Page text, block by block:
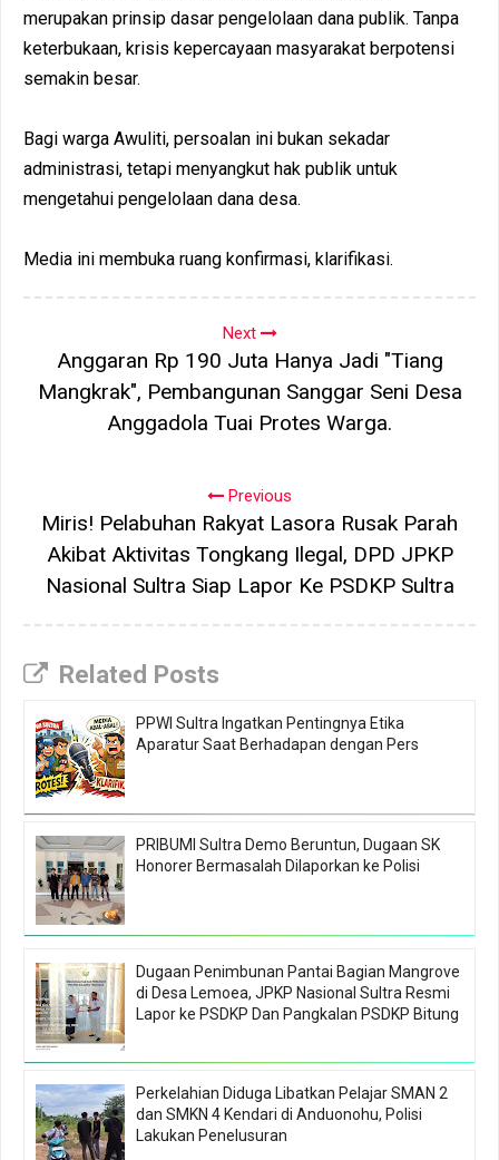
merupakan prinsip dasar pengelolaan dana publik. Tanpa
keterbukaan, krisis kepercayaan masyarakat berpotensi
semakin besar.
Bagi warga Awuliti, persoalan ini bukan sekadar
administrasi, tetapi menyangkut hak publik untuk
mengetahui pengelolaan dana desa.
Media ini membuka ruang konfirmasi, klarifikasi.
Next
Anggaran Rp 190 Juta Hanya Jadi "Tiang
Mangkrak", Pembangunan Sanggar Seni Desa
Anggadola Tuai Protes Warga.
Previous
Miris! Pelabuhan Rakyat Lasora Rusak Parah
Akibat Aktivitas Tongkang Ilegal, DPD JPKP
Nasional Sultra Siap Lapor Ke PSDKP Sultra
Related Posts
PPWI Sultra Ingatkan Pentingnya Etika
Aparatur Saat Berhadapan dengan Pers
PRIBUMI Sultra Demo Beruntun, Dugaan SK
Honorer Bermasalah Dilaporkan ke Polisi
Dugaan Penimbunan Pantai Bagian Mangrove
di Desa Lemoea, JPKP Nasional Sultra Resmi
Lapor ke PSDKP Dan Pangkalan PSDKP Bitung
Perkelahian Diduga Libatkan Pelajar SMAN 2
dan SMKN 4 Kendari di Anduonohu, Polisi
Lakukan Penelusuran